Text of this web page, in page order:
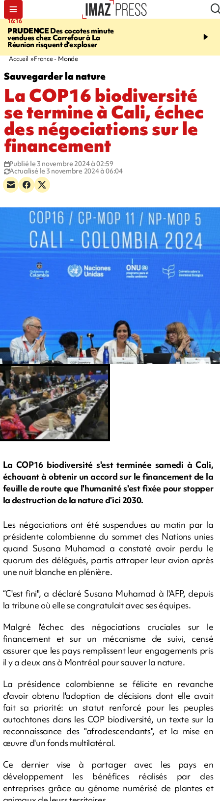
16:16
PRUDENCEDes cocotes minute
vendues chez Carrefour à La
Réunion risquent d'exploser
20:06
l'Asie, mort d'une
Accueil France - Monde
Sauvegarder la nature
La COP16 biodiversité
se termine à Cali, échec
des négociations sur le
financement
Publié le 3 novembre 2024 à 02:59
Actualisé le 3 novembre 2024 à 06:04
La COP16 biodiversité s'est terminée samedi à Cali,
échouant à obtenir un accord sur le financement de la
feuille de route que l'humanité s'est fixée pour stopper
la destruction de la nature d'ici 2030.
Les négociations ont été suspendues au matin par la
présidente colombienne du sommet des Nations unies
quand Susana Muhamad a constaté avoir perdu le
quorum des délégués, partis attraper leur avion après
une nuit blanche en plénière.
“C'est fini", a déclaré Susana Muhamad à l'AFP, depuis
la tribune où elle se congratulait avec ses équipes.
Malgré l'échec des négociations cruciales sur le
financement et sur un mécanisme de suivi, censé
assurer que les pays remplissent leur engagements pris
il y a deux ans à Montréal pour sauver la nature.
La présidence colombienne se félicite en revanche
d'avoir obtenu l'adoption de décisions dont elle avait
fait sa priorité: un statut renforcé pour les peuples
autochtones dans les COP biodiversité, un texte sur la
reconnaissance des "afrodescendants", et la mise en
œuvre d'un fonds multilatéral.
Ce dernier vise à partager avec les pays en
développement les bénéfices réalisés par des
entreprises grâce au génome numérisé de plantes et